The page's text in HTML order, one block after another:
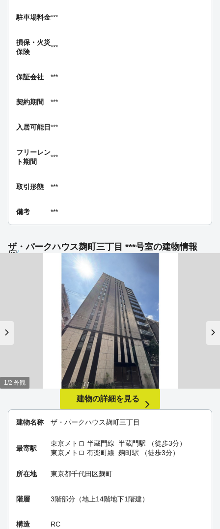
駐車場料金***
損保・ 火災
保険
***
保証会社 ***
契約期間 ***
入居可能日***
フリーレン
ト期間
***
取引形態 ***
備考 ***
ザ・パークハウス麹町三丁目 ***号室の建物情報
建物名称 ザ・パークハウス麹町三丁目
最寄駅
東京メトロ 半蔵門線 半蔵門駅 （徒歩3分）
東京メトロ 有楽町線 麹町駅 （徒歩3分）
所在地 東京都千代田区麹町
階層 3階部分（地上14階地下1階建）
構造 RC
1/2 外観
建物の詳細を見る